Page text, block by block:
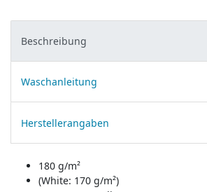
Beschreibung
Waschanleitung
Herstellerangaben
180 g/m²
(White: 170 g/m²)